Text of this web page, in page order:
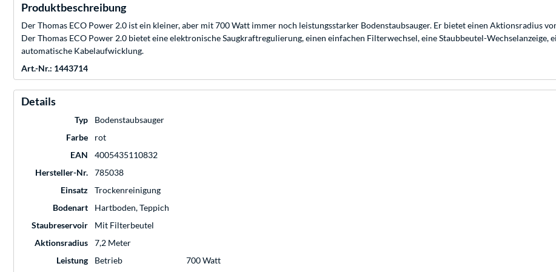
Produktbeschreibung
Der Thomas ECO Power 2.0 ist ein kleiner, aber mit 700 Watt immer noch leistungsstarker Bodenstaubsauger. Er bietet einen Aktionsradius
Der Thomas ECO Power 2.0 bietet eine elektronische Saugkraftregulierung, einen einfachen Filterwechsel, eine Staubbeutel-
automatische Kabelaufwicklung.
Art.-Nr.: 1443714
Details
Typ
Bodenstaubsauger
Farbe
rot
EAN
4005435110832
Hersteller-Nr.
785038
Einsatz
Trockenreinigung
Bodenart
Hartboden, Teppich
Staubreservoir
Mit Filterbeutel
Aktionsradius
7,2 Meter
Leistung
Betrieb
700 Watt